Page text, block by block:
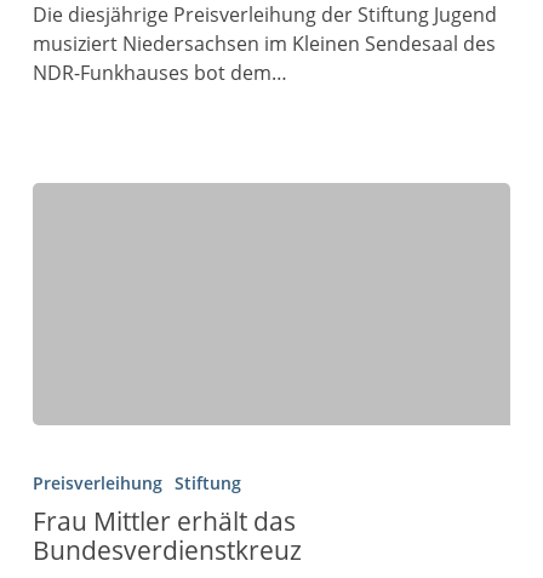
Die diesjährige Preisverleihung der Stiftung Jugend
musiziert Niedersachsen im Kleinen Sendesaal des
NDR-Funkhauses bot dem…
Preisverleihung Stiftung
Frau Mittler erhält das
Bundesverdienstkreuz